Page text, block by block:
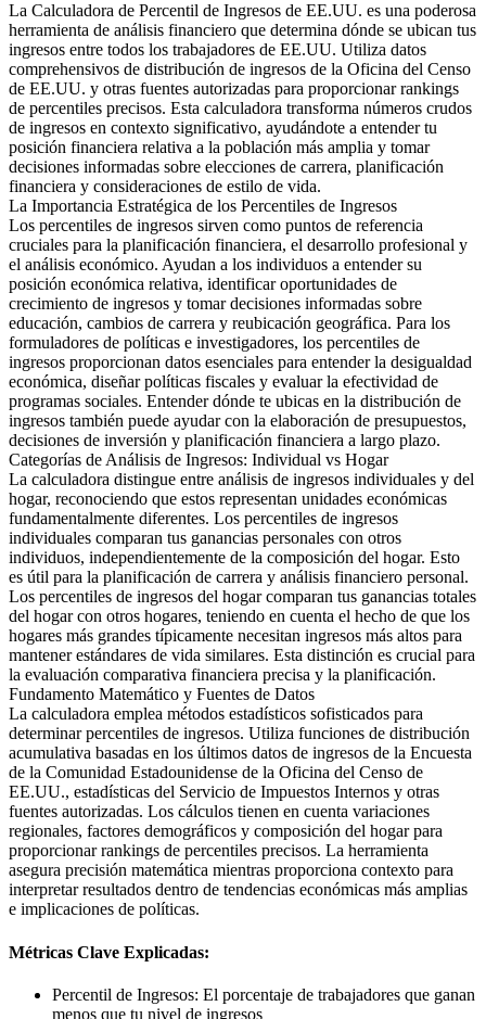
La Calculadora de Percentil de Ingresos de EE.UU. es una poderosa
herramienta de análisis financiero que determina dónde se ubican tus
ingresos entre todos los trabajadores de EE.UU. Utiliza datos
comprehensivos de distribución de ingresos de la Oficina del Censo
de EE.UU. y otras fuentes autorizadas para proporcionar rankings
de percentiles precisos. Esta calculadora transforma números crudos
de ingresos en contexto significativo, ayudándote a entender tu
posición financiera relativa a la población más amplia y tomar
decisiones informadas sobre elecciones de carrera, planificación
financiera y consideraciones de estilo de vida.
La Importancia Estratégica de los Percentiles de Ingresos
Los percentiles de ingresos sirven como puntos de referencia
cruciales para la planificación financiera, el desarrollo profesional y
el análisis económico. Ayudan a los individuos a entender su
posición económica relativa, identificar oportunidades de
crecimiento de ingresos y tomar decisiones informadas sobre
educación, cambios de carrera y reubicación geográfica. Para los
formuladores de políticas e investigadores, los percentiles de
ingresos proporcionan datos esenciales para entender la desigualdad
económica, diseñar políticas fiscales y evaluar la efectividad de
programas sociales. Entender dónde te ubicas en la distribución de
ingresos también puede ayudar con la elaboración de presupuestos,
decisiones de inversión y planificación financiera a largo plazo.
Categorías de Análisis de Ingresos: Individual vs Hogar
La calculadora distingue entre análisis de ingresos individuales y del
hogar, reconociendo que estos representan unidades económicas
fundamentalmente diferentes. Los percentiles de ingresos
individuales comparan tus ganancias personales con otros
individuos, independientemente de la composición del hogar. Esto
es útil para la planificación de carrera y análisis financiero personal.
Los percentiles de ingresos del hogar comparan tus ganancias totales
del hogar con otros hogares, teniendo en cuenta el hecho de que los
hogares más grandes típicamente necesitan ingresos más altos para
mantener estándares de vida similares. Esta distinción es crucial para
la evaluación comparativa financiera precisa y la planificación.
Fundamento Matemático y Fuentes de Datos
La calculadora emplea métodos estadísticos sofisticados para
determinar percentiles de ingresos. Utiliza funciones de distribución
acumulativa basadas en los últimos datos de ingresos de la Encuesta
de la Comunidad Estadounidense de la Oficina del Censo de
EE.UU., estadísticas del Servicio de Impuestos Internos y otras
fuentes autorizadas. Los cálculos tienen en cuenta variaciones
regionales, factores demográficos y composición del hogar para
proporcionar rankings de percentiles precisos. La herramienta
asegura precisión matemática mientras proporciona contexto para
interpretar resultados dentro de tendencias económicas más amplias
e implicaciones de políticas.
Métricas Clave Explicadas:
Percentil de Ingresos: El porcentaje de trabajadores que ganan
menos que tu nivel de ingresos